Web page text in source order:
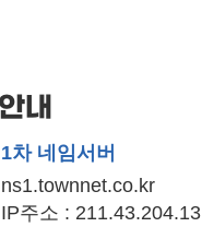
내
1차 네임서버
ns1.townnet.co.kr
IP주소 : 211.43.204.13